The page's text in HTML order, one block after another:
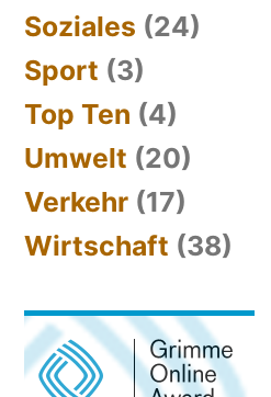
Soziales (24)
Sport (3)
Top Ten (4)
Umwelt (20)
Verkehr (17)
Wirtschaft (38)